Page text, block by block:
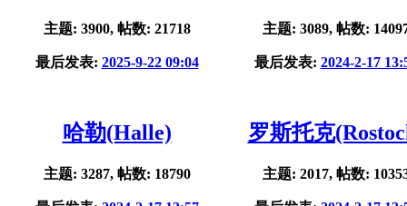
主题: 3900, 帖数: 21718
最后发表: 2025-9-22 09:04
主题: 3089, 帖数:
最后发表: 2024-2-17
哈勒(Halle)
主题: 3287, 帖数: 18790
罗斯托克
主题: 2017, 帖数: